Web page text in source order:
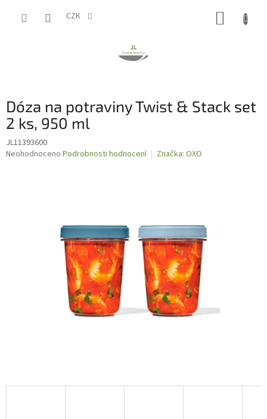
CZK
Dóza na potraviny Twist & Stack set
2 ks, 950 ml
JL11393600
Průměrné
Neohodnoceno Podrobnosti hodnocení Značka: OXO